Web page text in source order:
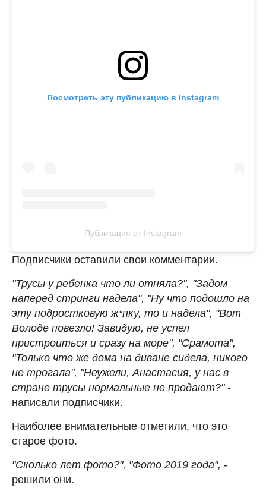
Посмотреть эту публикацию в Instagram
Публикация от Instagram
Подписчики оставили свои комментарии.
"Трусы у ребенка что ли отняла?", "Задом
наперед стринги надела", "Ну что подошло на
эту подростковую ж*пку, то и надела", "Вот
Володе повезло! Завидую, не успел
пристроиться и сразу на море", "Срамота",
"Только что же дома на диване сидела, никого
не трогала", "Неужели, Анастасия, у нас в
стране трусы нормальные не продают?"-
написали подписчики.
Наиболее внимательные отметили, что это
старое фото.
"Сколько лет фото?", "Фото 2019 года", -
решили они.